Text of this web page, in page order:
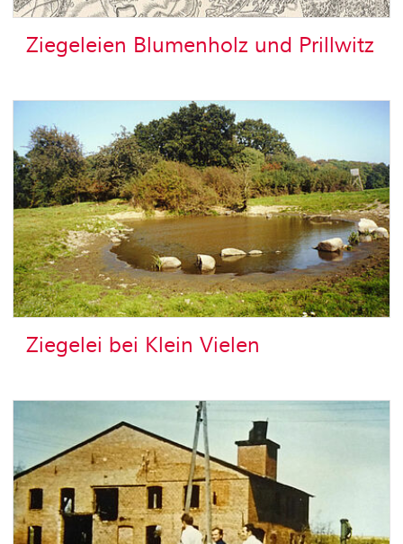
Ziegeleien Blumenholz und Prillwitz
Ziegelei bei Klein Vielen